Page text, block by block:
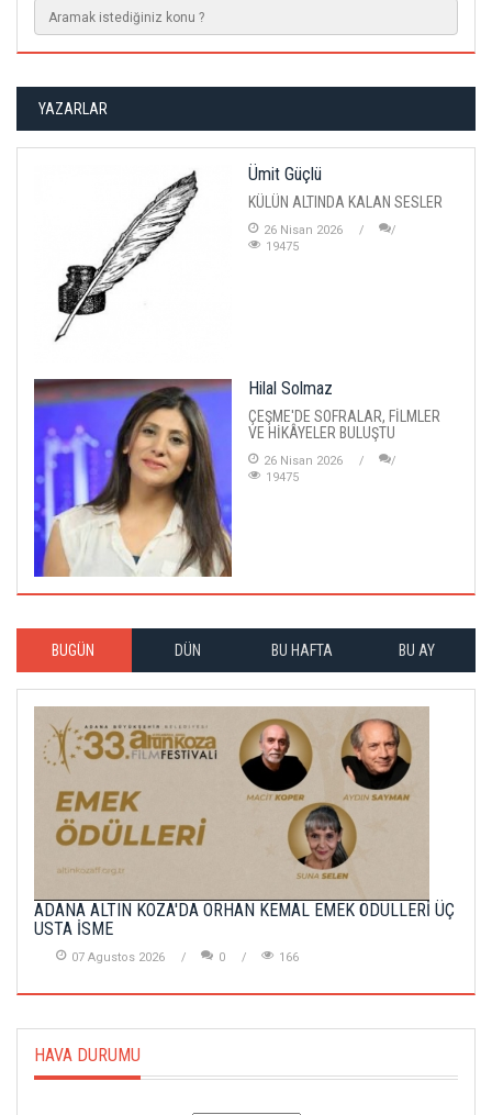
YAZARLAR
Ümit Güçlü
KÜLÜN ALTINDA KALAN SESLER
26 Nisan 2026
19475
Hilal Solmaz
ÇEŞME'DE SOFRALAR, FİLMLER
VE HİKÂYELER BULUŞTU
26 Nisan 2026
19475
BUGÜN DÜN BU HAFTA BU AY
ADANA ALTIN KOZA'DA ORHAN KEMAL EMEK ÖDÜLLERİ ÜÇ
USTA İSME
07 Agustos 2026 0 166
HAVA DURUMU